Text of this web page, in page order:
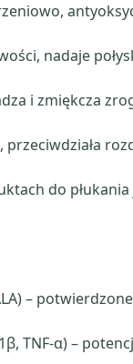
nadaje
i zmiękcza
do
–
TNF-α) –